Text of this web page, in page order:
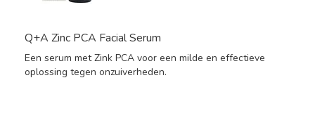
Q+A Zinc PCA Facial Serum
Een serum met Zink PCA voor een milde en effectieve
oplossing tegen onzuiverheden.